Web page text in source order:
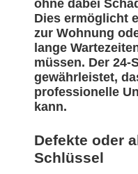
ohne dabei
Dies ermöglicht
zur Wohnung
lange
müssen. Der 24-
gewährleistet,
professionelle
kann.
Defekte oder
Schlüssel